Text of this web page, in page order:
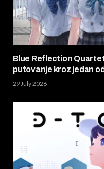
Blue Reflection
putovanje kroz jedan
29 July 2026